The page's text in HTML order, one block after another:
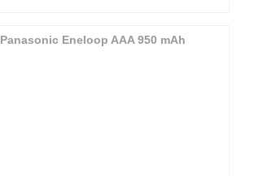
Panasonic Eneloop AAA 950 mAh